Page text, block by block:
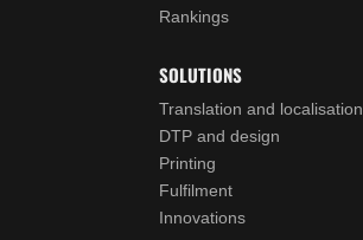
Rankings
SOLUTIONS
Translation and localisation
DTP and design
Printing
Fulfilment
Innovations